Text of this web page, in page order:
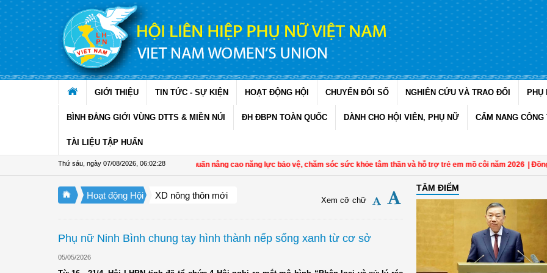
Truy cập nội dung luôn
GIỚI THIỆU TIN TỨC - SỰ KIỆN HOẠT ĐỘNG HỘI CHUYỂN ĐỔI SỐ NGHIÊN CỨU VÀ TRAO ĐỔI PHỤ
BÌNH ĐẲNG GIỚI VÙNG DTTS & MIỀN NÚI ĐH ĐBPN TOÀN QUỐC DÀNH CHO HỘI VIÊN, PHỤ NỮ CẨM NANG CÔNG
TÀI LIỆU TẬP HUẤN
Thứ sáu, ngày 07/08/2026 06:02:28
Đồng Tháp: Tập huấn nâng cao năng lực bảo vệ, chăm sóc sức khỏe tâm thần và hỗ trợ trẻ em mồ côi năm 2026 | Đồng
Hoạt động Hội XD nông thôn mới Xem cỡ chữ
Phụ nữ Ninh Bình chung tay hình thành nếp sống xanh từ cơ sở
05/05/2026
TÂM ĐIỂM